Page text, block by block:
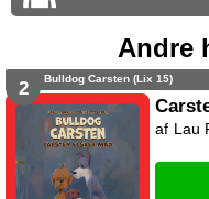
Andre
2 Bulldog Carsten (Lix 15)
Lau